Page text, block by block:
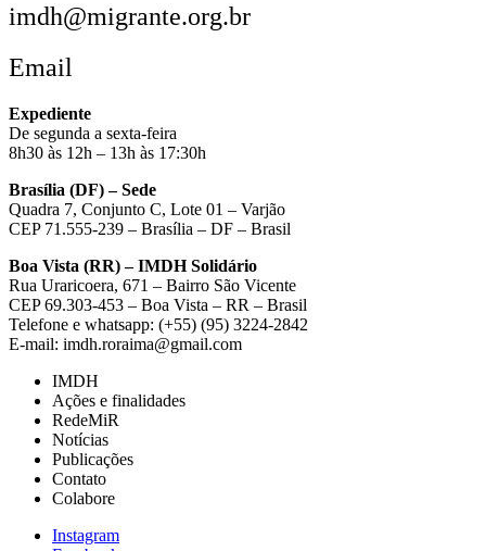
imdh@migrante.org.br
Email
Expediente
De segunda a sexta-feira
8h30 às 12h – 13h às 17:30h
Brasília (DF) – Sede
Quadra 7, Conjunto C, Lote 01 – Varjão
CEP 71.555-239 – Brasília – DF – Brasil
Boa Vista (RR) – IMDH Solidário
Rua Uraricoera, 671 – Bairro São Vicente
CEP 69.303-453 – Boa Vista – RR – Brasil
Telefone e whatsapp: (+55) (95) 3224-2842
E-mail: imdh.roraima@gmail.com
IMDH
Ações e finalidades
RedeMiR
Notícias
Publicações
Contato
Colabore
Instagram